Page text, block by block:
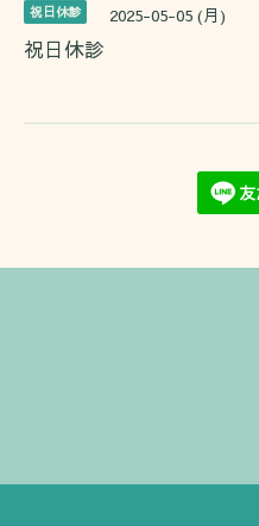
祝日休診 2025-05-05 (月)
祝日休診